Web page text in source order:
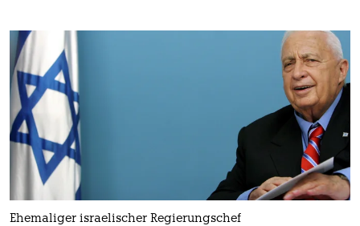
Ehemaliger israelischer Regierungschef